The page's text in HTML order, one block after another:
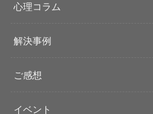
心理コラム
解決事例
ご感想
イベント